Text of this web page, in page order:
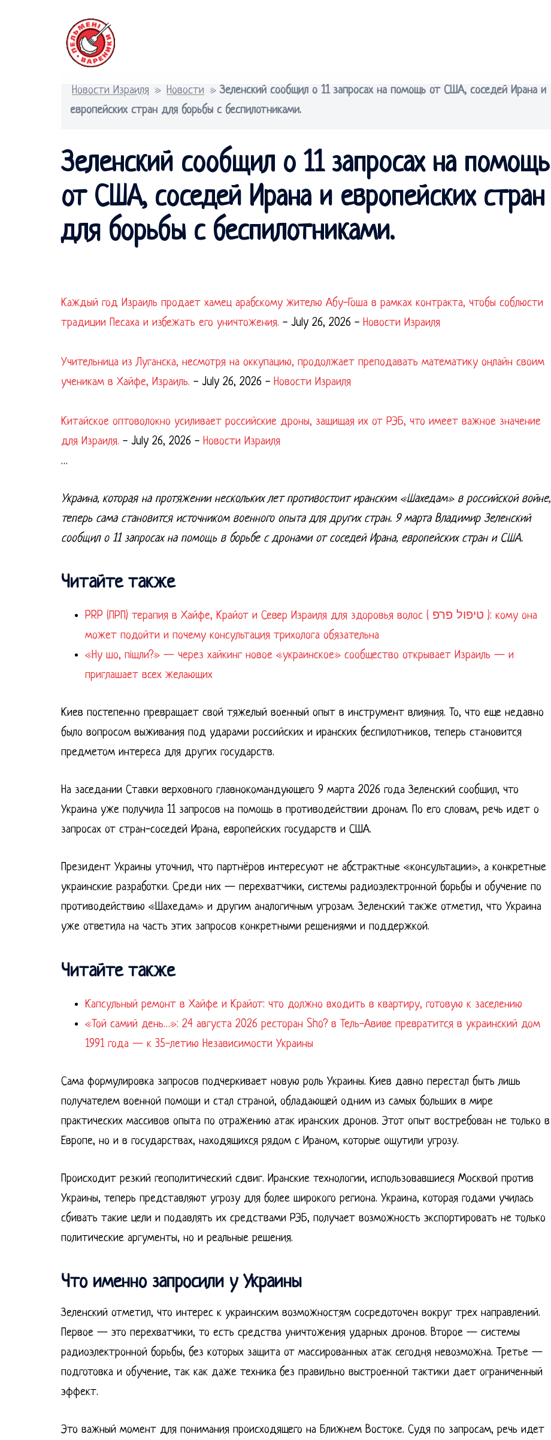
Новости Израиля » Новости »Зеленский сообщил о 11 запросах на помощь от США, соседей Ирана и
европейских стран для борьбы с беспилотниками.
Зеленский сообщил о 11 запросах на помощь
от США, соседей Ирана и европейских стран
для борьбы с беспилотниками.
Каждый год Израиль продает хамец арабскому жителю Абу-Гоша в рамках контракта, чтобы соблюсти
традиции Песаха и избежать его уничтожения. - July 26, 2026 - Новости Израиля
Учительница из Луганска, несмотря на оккупацию, продолжает преподавать математику онлайн своим
ученикам в Хайфе, Израиль. - July 26, 2026 - Новости Израиля
Китайское оптоволокно усиливает российские дроны, защищая их от РЭБ, что имеет важное значение
для Израиля. - July 26, 2026 - Новости Израиля
…
Украина, которая на протяжении нескольких лет противостоит иранским «Шахедам» в российской войне,
теперь сама становится источником военного опыта для других стран. 9 марта Владимир Зеленский
сообщил о 11 запросах на помощь в борьбе с дронами от соседей Ирана, европейских стран и США.
Читайте также
PRP (ПРП) терапия в Хайфе, Крайот и Север Израиля для здоровья волос ( טיפול פרפ ): кому она
может подойти и почему консультация трихолога обязательна
«Ну шо, пішли?» — через хайкинг новое «украинское» сообщество открывает Израиль — и
приглашает всех желающих
Киев постепенно превращает свой тяжелый военный опыт в инструмент влияния. То, что еще недавно
было вопросом выживания под ударами российских и иранских беспилотников, теперь становится
предметом интереса для других государств.
На заседании Ставки верховного главнокомандующего 9 марта 2026 года Зеленский сообщил, что
Украина уже получила 11 запросов на помощь в противодействии дронам. По его словам, речь идет о
запросах от стран-соседей Ирана, европейских государств и США.
Президент Украины уточнил, что партнёров интересуют не абстрактные «консультации», а конкретные
украинские разработки. Среди них — перехватчики, системы радиоэлектронной борьбы и обучение по
противодействию «Шахедам» и другим аналогичным угрозам. Зеленский также отметил, что Украина
уже ответила на часть этих запросов конкретными решениями и поддержкой.
Читайте также
Капсульный ремонт в Хайфе и Крайот: что должно входить в квартиру, готовую к заселению
«Той самий день…»: 24 августа 2026 ресторан Sho? в Тель-Авиве превратится в украинский дом
1991 года — к 35-летию Независимости Украины
Сама формулировка запросов подчеркивает новую роль Украины. Киев давно перестал быть лишь
получателем военной помощи и стал страной, обладающей одним из самых больших в мире
практических массивов опыта по отражению атак иранских дронов. Этот опыт востребован не только в
Европе, но и в государствах, находящихся рядом с Ираном, которые ощутили угрозу.
Происходит резкий геополитический сдвиг. Иранские технологии, использовавшиеся Москвой против
Украины, теперь представляют угрозу для более широкого региона. Украина, которая годами училась
сбивать такие цели и подавлять их средствами РЭБ, получает возможность экспортировать не только
политические аргументы, но и реальные решения.
Что именно запросили у Украины
Зеленский отметил, что интерес к украинским возможностям сосредоточен вокруг трех направлений.
Первое — это перехватчики, то есть средства уничтожения ударных дронов. Второе — системы
радиоэлектронной борьбы, без которых защита от массированных атак сегодня невозможна. Третье —
подготовка и обучение, так как даже техника без правильно выстроенной тактики дает ограниченный
эффект.
Это важный момент для понимания происходящего на Ближнем Востоке. Судя по запросам, речь идет